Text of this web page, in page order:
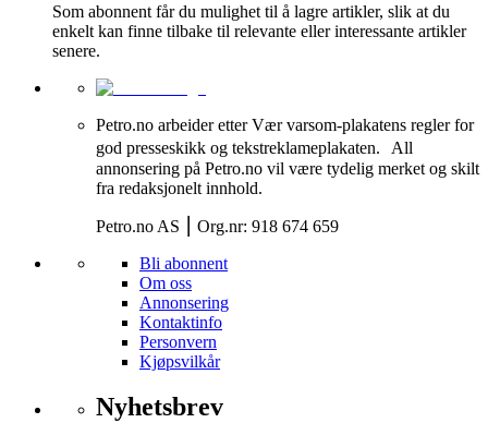
Som abonnent får du mulighet til å lagre artikler, slik at du
enkelt kan finne tilbake til relevante eller interessante artikler
senere.
Petro.no arbeider etter Vær varsom-plakatens regler for
god presseskikk og tekstreklameplakaten. All
annonsering på Petro.no vil være tydelig merket og skilt
fra redaksjonelt innhold.
Petro.no AS ⎮ Org.nr: 918 674 659
Bli abonnent
Om oss
Annonsering
Kontaktinfo
Personvern
Kjøpsvilkår
Nyhetsbrev